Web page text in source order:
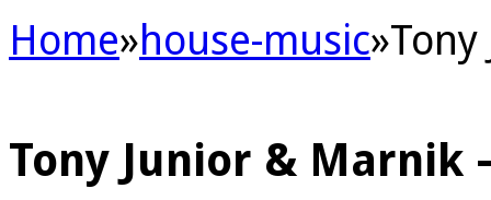
Home»house-music»
Tony Junior & Marnik